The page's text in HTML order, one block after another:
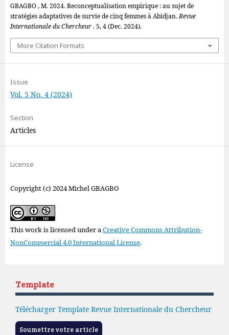
GBAGBO , M. 2024. Reconceptualisation empirique : au sujet de
stratégies adaptatives de survie de cinq femmes à Abidjan.Revue
Internationale du Chercheur. 5, 4 (Dec. 2024).
More Citation Formats
Issue
Vol. 5 No. 4 (2024)
Section
Articles
License
Copyright (c) 2024 Michel GBAGBO
This work is licensed under aCreative Commons Attribution-
NonCommercial 4.0 International License.
Template
Télécharger Template Revue Internationale du Chercheur
Soumettre votre article